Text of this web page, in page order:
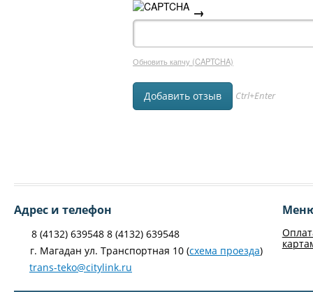
→
Обновить капчу (CAPTCHA)
Ctrl+Enter
Адрес и телефон
8 (4132) 639548 8 (4132) 639548
г. Магадан ул. Транспортная 10 (схема проезда)
trans-teko@citylink.ru